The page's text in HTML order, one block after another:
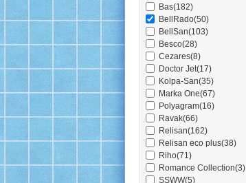
Bas(182)
BellRado(50)
BellSan(103)
Besco(28)
Cezares(8)
Doctor Jet(17)
Kolpa-San(35)
Marka One(67)
Polyagram(16)
Ravak(66)
Relisan(162)
Relisan eco plus(38)
Riho(71)
Romance Collection(3)
SSWW(5)